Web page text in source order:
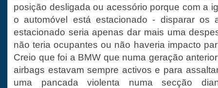
posição desligada ou acessório porque com a
o automóvel está estacionado - disparar os
estacionado seria apenas dar mais uma
não teria ocupantes ou não haveria impacto
Creio que foi a BMW que numa geração
airbags estavam sempre activos e para
uma pancada violenta numa secção